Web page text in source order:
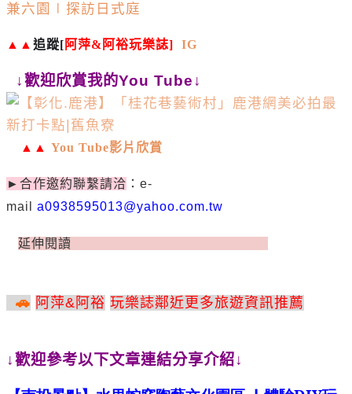
▲▲ 追蹤[ 阿萍& 阿裕玩樂誌] IG
↓歡迎欣賞我的You Tube↓
▲▲ You Tube影片欣賞
► 合作邀約聯繫請洽 ： e-
mail
a0938595013@yahoo.com.tw
延伸閱讀
🚗 阿萍& 阿裕 玩樂誌鄰近更多旅遊資訊推薦
↓歡迎參考以下文章連結分享介紹↓